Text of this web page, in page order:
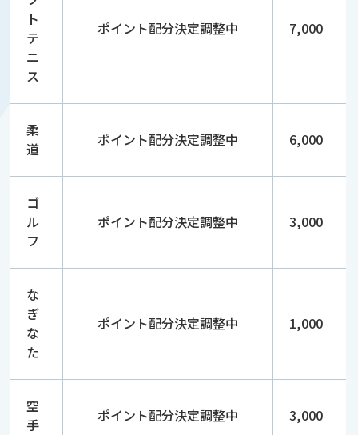
ト
テ
ニ
ス
ポイント配分決定調整中 7,000
柔
道
ポイント配分決定調整中 6,000
ゴ
ル
フ
ポイント配分決定調整中 3,000
な
ぎ
な
た
ポイント配分決定調整中 1,000
空
手
ポイント配分決定調整中 3,000